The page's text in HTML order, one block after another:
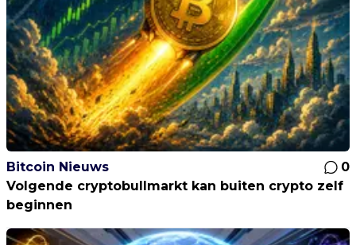
Bitcoin Nieuws
0
Volgende cryptobullmarkt kan buiten crypto zelf
beginnen